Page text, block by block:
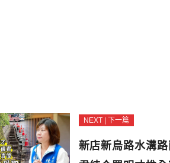
NEXT | 下一篇
新店新烏路水溝